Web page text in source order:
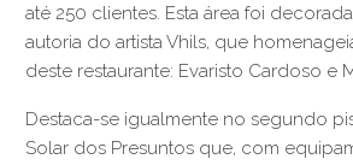
até 250 clientes. Esta área foi
autoria do artista Vhils, que
deste restaurante: Evaristo Cardoso e
Destaca-se igualmente no segundo
Solar dos Presuntos que, com